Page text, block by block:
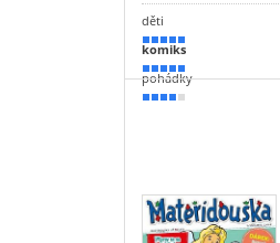
děti
100 %
komiks
100 %
pohádky
80 %